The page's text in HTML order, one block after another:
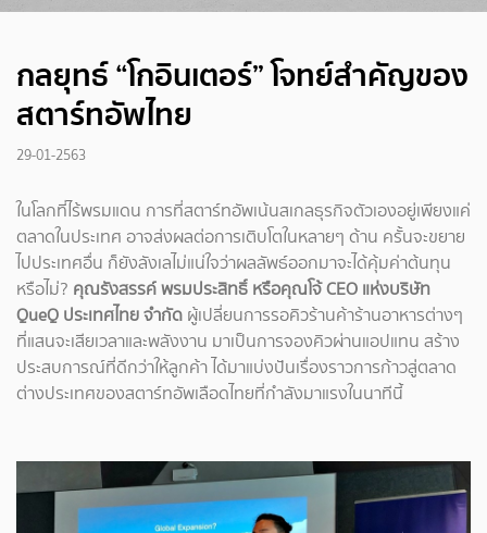
กลยุทธ์ “โกอินเตอร์” โจทย์สำคัญของ
สตาร์ทอัพไทย
29-01-2563
ในโลกที่ไร้พรมแดน การที่สตาร์ทอัพเน้นสเกลธุรกิจตัวเองอยู่เพียงแค่
ตลาดในประเทศ อาจส่งผลต่อการเติบโตในหลายๆ ด้าน ครั้นจะขยาย
ไปประเทศอื่น ก็ยังลังเลไม่แน่ใจว่าผลลัพธ์ออกมาจะได้คุ้มค่าต้นทุน
หรือไม่? คุณรังสรรค์ พรมประสิทธิ์ หรือคุณโจ้ CEO แห่งบริษัท
QueQ ประเทศไทย จำกัด ผู้เปลี่ยนการรอคิวร้านค้าร้านอาหารต่างๆ
ที่แสนจะเสียเวลาและพลังงาน มาเป็นการจองคิวผ่านแอปแทน สร้าง
ประสบการณ์ที่ดีกว่าให้ลูกค้า ได้มาแบ่งปันเรื่องราวการก้าวสู่ตลาด
ต่างประเทศของสตาร์ทอัพเลือดไทยที่กำลังมาแรงในนาทีนี้